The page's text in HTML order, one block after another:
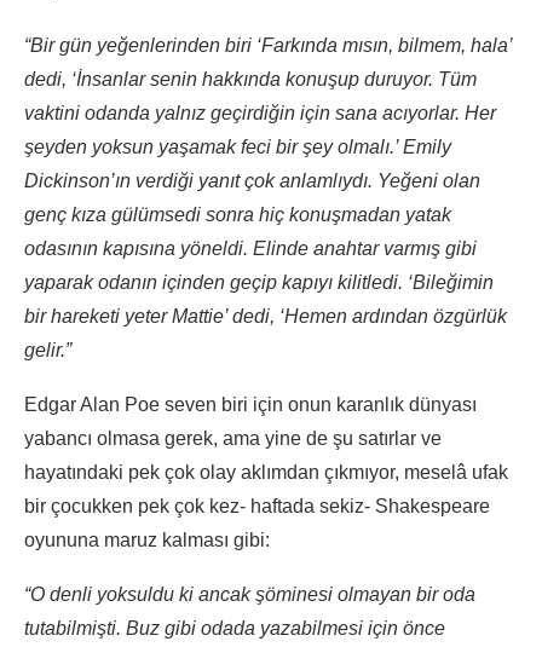
“Bir gün yeğenlerinden biri ‘Farkında mısın, bilmem, hala’
dedi, ‘İnsanlar senin hakkında konuşup duruyor. Tüm
vaktini odanda yalnız geçirdiğin için sana acıyorlar. Her
şeyden yoksun yaşamak feci bir şey olmalı.’ Emily
Dickinson’ın verdiği yanıt çok anlamlıydı. Yeğeni olan
genç kıza gülümsedi sonra hiç konuşmadan yatak
odasının kapısına yöneldi. Elinde anahtar varmış gibi
yaparak odanın içinden geçip kapıyı kilitledi. ‘Bileğimin
bir hareketi yeter Mattie’ dedi, ‘Hemen ardından özgürlük
gelir.”
Edgar Alan Poe seven biri için onun karanlık dünyası
yabancı olmasa gerek, ama yine de şu satırlar ve
hayatındaki pek çok olay aklımdan çıkmıyor, meselâ ufak
bir çocukken pek çok kez- haftada sekiz- Shakespeare
oyununa maruz kalması gibi:
“O denli yoksuldu ki ancak şöminesi olmayan bir oda
tutabilmişti. Buz gibi odada yazabilmesi için önce